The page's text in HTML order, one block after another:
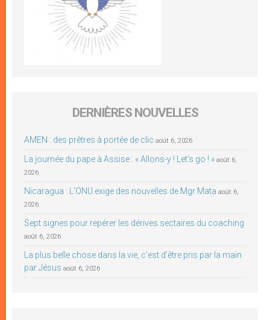
DERNIÈRES NOUVELLES
AMEN : des prêtres à portée de clic août 6, 2026
La journée du pape à Assise : « Allons-y ! Let’s go ! » août 6,
2026
Nicaragua : L’ONU exige des nouvelles de Mgr Mata août 6,
2026
Sept signes pour repérer les dérives sectaires du coaching
août 6, 2026
La plus belle chose dans la vie, c’est d’être pris par la main
par Jésus août 6, 2026